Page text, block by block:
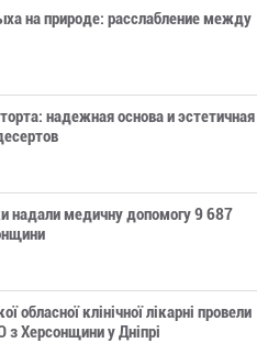
на природе: расслабление между
надежная основа и эстетичная
надали медичну допомогу 9 687
обласної клінічної лікарні провели
Херсонщини у Дніпрі